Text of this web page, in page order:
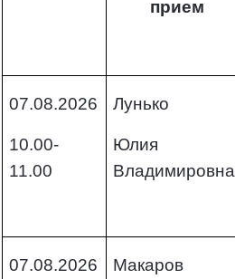
прием
07.08.2026
10.00-
11.00
Лунько
Юлия
Владимировна
07.08.2026 Макаров